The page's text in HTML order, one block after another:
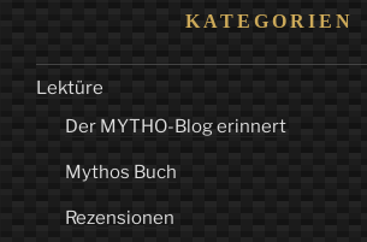
KATEGORIEN
Lektüre
Der MYTHO-Blog erinnert
Mythos Buch
Rezensionen